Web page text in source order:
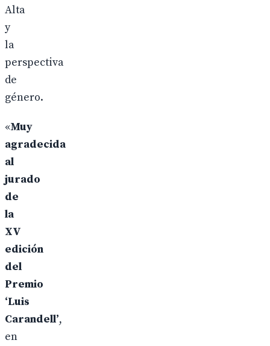
Alta
y
la
perspectiva
de
género.
«Muy
agradecida
al
jurado
de
la
XV
edición
del
Premio
‘Luis
Carandell’,
en